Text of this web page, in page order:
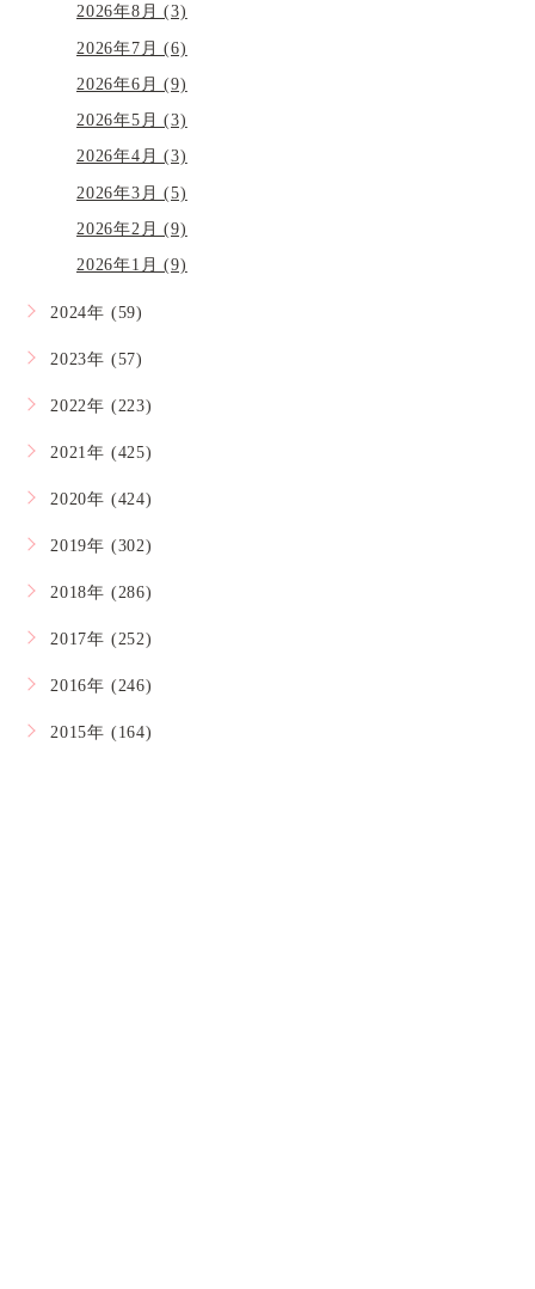
2026年8月 (3)
2026年7月 (6)
2026年6月 (9)
2026年5月 (3)
2026年4月 (3)
2026年3月 (5)
2026年2月 (9)
2026年1月 (9)
2024年 (59)
2023年 (57)
2022年 (223)
2021年 (425)
2020年 (424)
2019年 (302)
2018年 (286)
2017年 (252)
2016年 (246)
2015年 (164)